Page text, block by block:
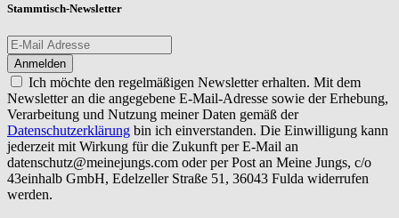
Stammtisch-Newsletter
Ich möchte den regelmäßigen Newsletter erhalten. Mit dem
Newsletter an die angegebene E-Mail-Adresse sowie der Erhebung,
Verarbeitung und Nutzung meiner Daten gemäß der
Datenschutzerklärung bin ich einverstanden. Die Einwilligung kann
jederzeit mit Wirkung für die Zukunft per E-Mail an
datenschutz@meinejungs.com oder per Post an Meine Jungs, c/o
43einhalb GmbH, Edelzeller Straße 51, 36043 Fulda widerrufen
werden.